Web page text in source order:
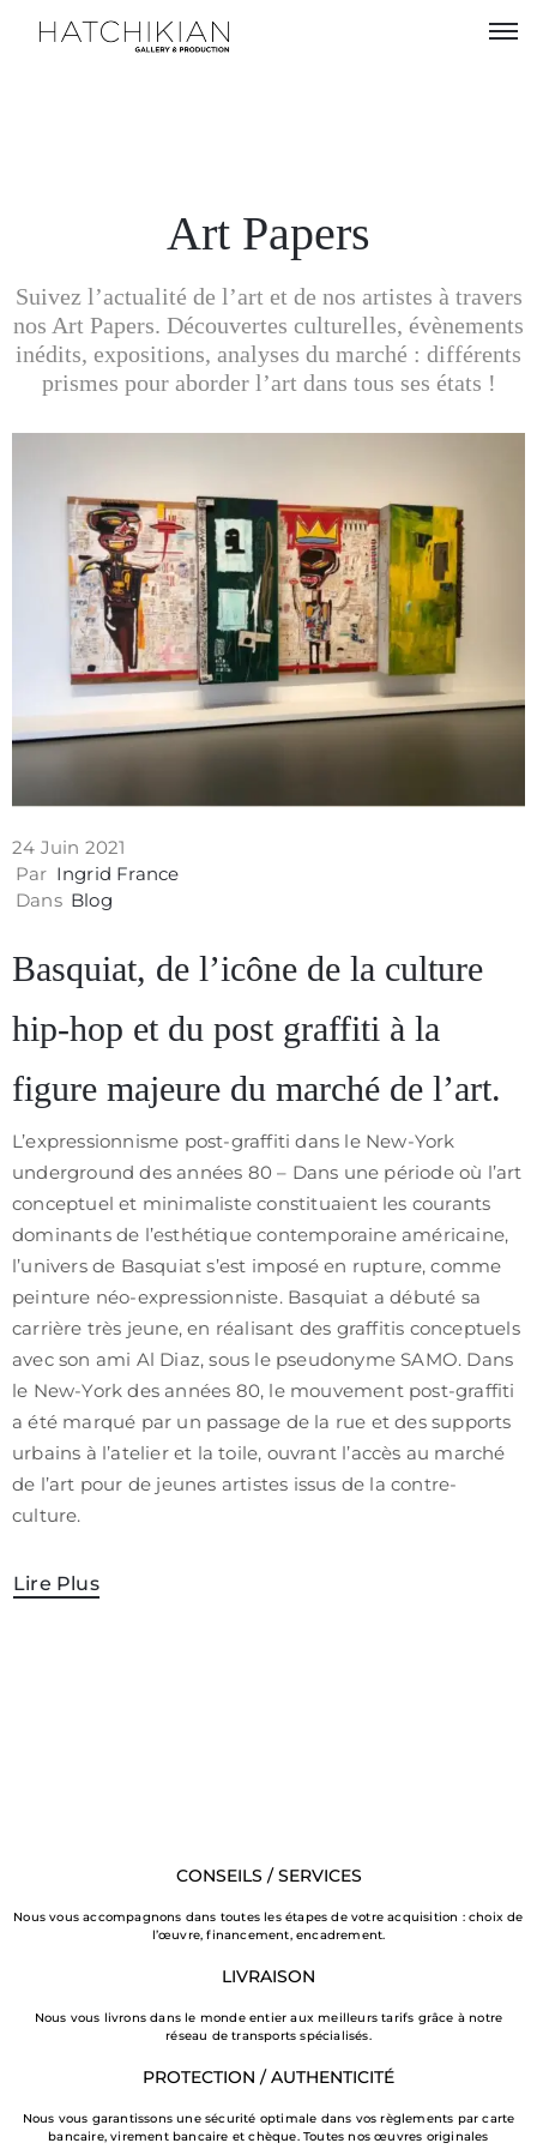
Visitez
notre
Art
Magazine
Contact
Politique
de
Art Papers
Suivez l’actualité de l’art et de nos artistes à travers
nos Art Papers. Découvertes culturelles, évènements
inédits, expositions, analyses du marché : différents
prismes pour aborder l’art dans tous ses états !
24 Juin 2021
Par Ingrid France
Dans Blog
Basquiat, de l’icône de la culture
hip-hop et du post graffiti à la
figure majeure du marché de l’art.
L’expressionnisme post-graffiti dans le New-York
underground des années 80 – Dans une période où l’art
conceptuel et minimaliste constituaient les courants
dominants de l’esthétique contemporaine américaine,
l’univers de Basquiat s’est imposé en rupture, comme
peinture néo-expressionniste. Basquiat a débuté sa
carrière très jeune, en réalisant des graffitis conceptuels
avec son ami Al Diaz, sous le pseudonyme SAMO. Dans
le New-York des années 80, le mouvement post-graffiti
a été marqué par un passage de la rue et des supports
urbains à l’atelier et la toile, ouvrant l’accès au marché
de l’art pour de jeunes artistes issus de la contre-
culture.
Lire Plus
CONSEILS / SERVICES
Nous vous accompagnons dans toutes les étapes de votre acquisition : choix de
l’œuvre, financement, encadrement.
LIVRAISON
Nous vous livrons dans le monde entier aux meilleurs tarifs grâce à notre
réseau de transports spécialisés.
PROTECTION / AUTHENTICITÉ
Nous vous garantissons une sécurité optimale dans vos règlements par carte
bancaire, virement bancaire et chèque. Toutes nos œuvres originales